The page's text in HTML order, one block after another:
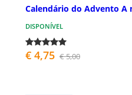
Calendário do Advento
DISPONÍVEL
€ 4,75 € 5,00